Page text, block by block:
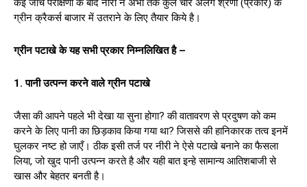
कई जाँच परीक्षणों के बाद नीरी ने अभी तक कुल चार अलग श्रेणी (प्रकार) के
ग्रीन क्रैकर्स बाजार में उतराने के लिए तैयार किये है।
ग्रीन पटाखे के यह सभी प्रकार निम्नलिखित है –
1. पानी उत्पन्न करने वाले ग्रीन पटाखे
जैसा की आपने पहले भी देखा या सुना होगा? की वातावरण से प्रदुषण को कम
करने के लिए पानी का छिड़काव किया गया था? जिससे की हानिकारक तत्व इनमें
घुलकर नष्ट हो जाएँ। ठीक इसी तर्ज पर नीरी ने ऐसे पटाखे बनाने का फैसला
लिया, जो खुद पानी उत्पन्न करते है और यही बात इन्हे सामान्य आतिशबाजी से
खास और बेहतर बनती है।